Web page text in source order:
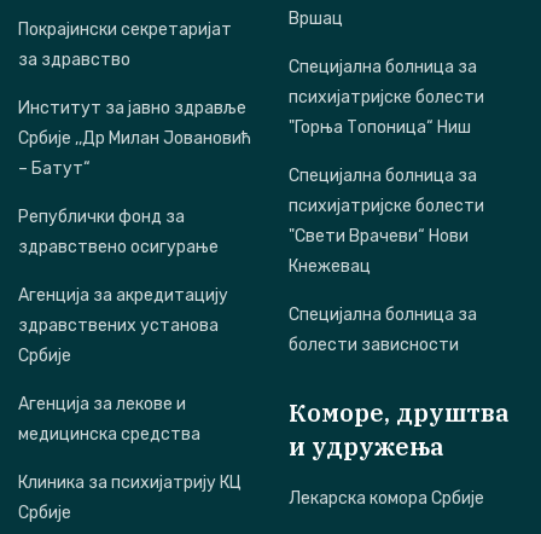
Покрајински секретаријат
за здравство
Институт за јавно здравље
Србије ,,Др Милан Јовановић
– Батут“
Републички фонд за
здравствено осигурање
Агенција за акредитацију
здравствених установа
Србије
Агенција за лекове и
медицинска средства
Клиника за психијатрију КЦ
Србије
Вршац
Специјална болница за
психијатријске болести
"Горња Топоница“ Ниш
Специјална болница за
психијатријске болести
"Свети Врачеви“ Нови
Кнежевац
Специјална болница за
болести зависности
Коморе, друштва
и удружења
Лекарска комора Србије